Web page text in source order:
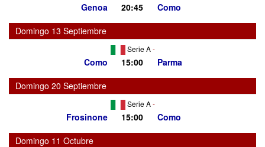
Genoa 20:45
Como
Domingo 13 Septiembre
Serie A -
Como 15:00
Parma
Domingo 20 Septiembre
Serie A -
Frosinone 15:00
Como
Domingo 11 Octubre